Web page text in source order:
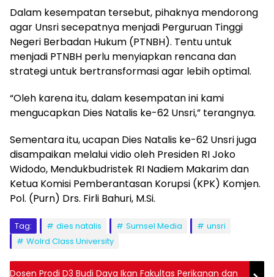
Dalam kesempatan tersebut, pihaknya mendorong
agar Unsri secepatnya menjadi Perguruan Tinggi
Negeri Berbadan Hukum (PTNBH). Tentu untuk
menjadi PTNBH perlu menyiapkan rencana dan
strategi untuk bertransformasi agar lebih optimal.
“Oleh karena itu, dalam kesempatan ini kami
mengucapkan Dies Natalis ke-62 Unsri,” terangnya.
Sementara itu, ucapan Dies Natalis ke-62 Unsri juga
disampaikan melalui vidio oleh Presiden RI Joko
Widodo, Mendukbudristek RI Nadiem Makarim dan
Ketua Komisi Pemberantasan Korupsi (KPK) Komjen.
Pol. (Purn) Drs. Firli Bahuri, M.Si.
Tag: dies natalis Sumsel Media
unsri
Wolrd Class University
Dosen Prodi D3 Budi Daya Ikan Fakultas Perikanan dan